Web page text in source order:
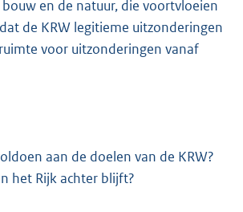
en de natuur, die voortvloeien
de KRW legitieme uitzonderingen
voor uitzonderingen vanaf
aan de doelen van de KRW?
het Rijk achter blijft?